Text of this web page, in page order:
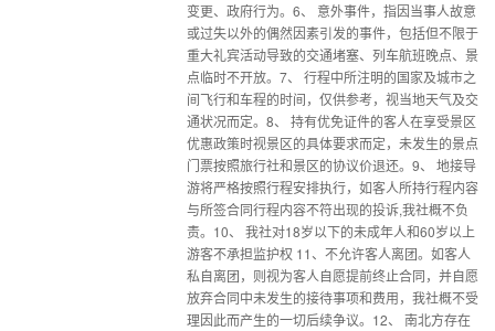
变更、政府行为。6、 意外事件，指因当事人故意
或过失以外的偶然因素引发的事件，包括但不限于
重大礼宾活动导致的交通堵塞、列车航班晚点、景
点临时不开放。7、 行程中所注明的国家及城市之
间飞行和车程的时间，仅供参考，视当地天气及交
通状况而定。8、 持有优免证件的客人在享受景区
优惠政策时视景区的具体要求而定，未发生的景点
门票按照旅行社和景区的协议价退还。9、 地接导
游将严格按照行程安排执行，如客人所持行程内容
与所签合同行程内容不符出现的投诉,我社概不负
责。10、 我社对18岁以下的未成年人和60岁以上
游客不承担监护权 11、不允许客人离团。如客人
私自离团，则视为客人自愿提前终止合同，并自愿
放弃合同中未发生的接待事项和费用，我社概不受
理因此而产生的一切后续争议。12、 南北方存在